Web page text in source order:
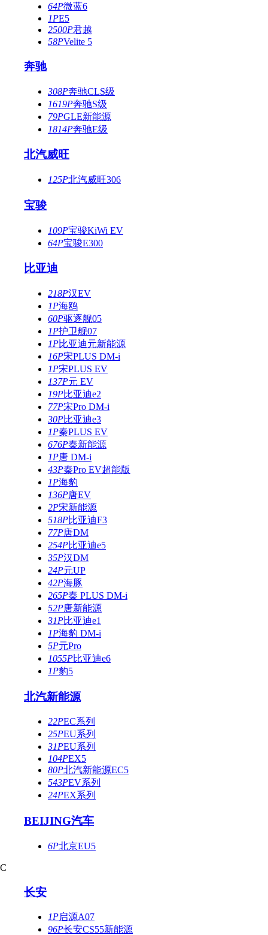
64P微蓝6
1PE5
2500P君越
58PVelite 5
奔驰
308P奔驰CLS级
1619P奔驰S级
79PGLE新能源
1814P奔驰E级
北汽威旺
125P北汽威旺306
宝骏
109P宝骏KiWi EV
64P宝骏E300
比亚迪
218P汉EV
1P海鸥
60P驱逐舰05
1P护卫舰07
1P比亚迪元新能源
16P宋PLUS DM-i
1P宋PLUS EV
137P元 EV
19P比亚迪e2
77P宋Pro DM-i
30P比亚迪e3
1P秦PLUS EV
676P秦新能源
1P唐 DM-i
43P秦Pro EV超能版
1P海豹
136P唐EV
2P宋新能源
518P比亚迪F3
77P唐DM
254P比亚迪e5
35P汉DM
24P元UP
42P海豚
265P秦 PLUS DM-i
52P唐新能源
31P比亚迪e1
1P海豹 DM-i
5P元Pro
1055P比亚迪e6
1P豹5
北汽新能源
22PEC系列
25PEU系列
31PEU系列
104PEX5
80P北汽新能源EC5
543PEV系列
24PEX系列
BEIJING汽车
6P北京EU5
C
长安
1P启源A07
96P长安CS55新能源